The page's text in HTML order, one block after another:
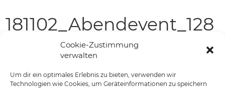
Cookie-Zustimmung
verwalten
Um dir ein optimales Erlebnis zu bieten, verwenden wir
Technologien wie Cookies, um Geräteinformationen zu speichern
181102_Abendevent_128